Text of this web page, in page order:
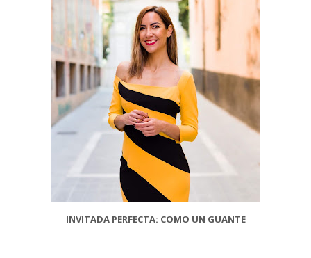
INVITADA PERFECTA: COMO UN GUANTE